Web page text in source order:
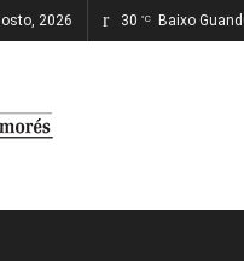
2026 30 °C Baixo